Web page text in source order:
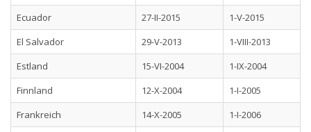
Ecuador
27-II-2015
1-V-2015
El Salvador
29-V-2013
1-VIII-2013
Estland
15-VI-2004
1-IX-2004
Finnland
12-X-2004
1-I-2005
Frankreich
14-X-2005
1-I-2006